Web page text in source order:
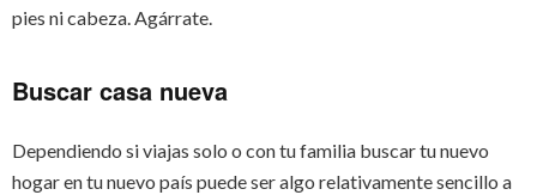
pies ni cabeza. Agárrate.
Buscar casa nueva
Dependiendo si viajas solo o con tu familia buscar tu nuevo
hogar en tu nuevo país puede ser algo relativamente sencillo a